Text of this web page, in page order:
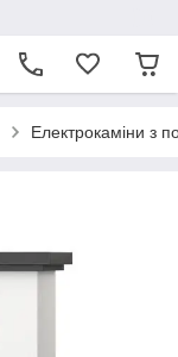
Електрокаміни з